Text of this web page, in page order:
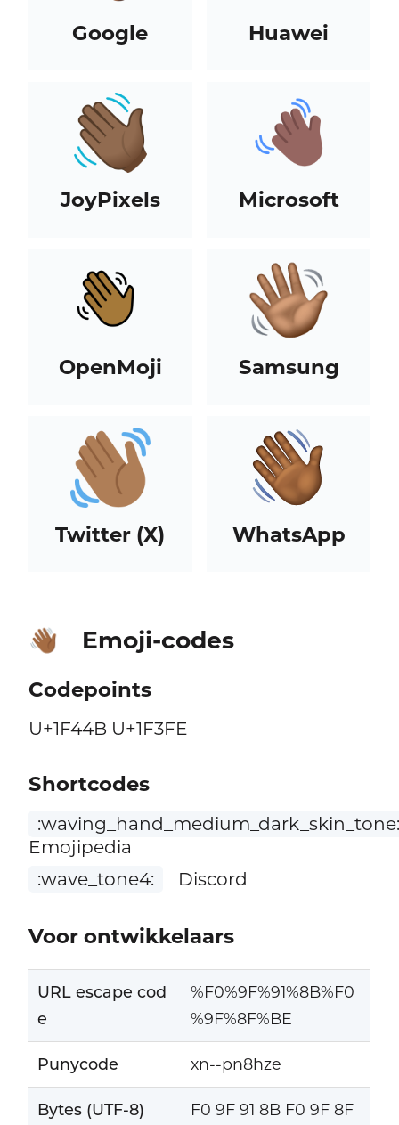
Google Huawei
JoyPixels Microsoft
OpenMoji Samsung
Twitter (X) WhatsApp
👋🏾 Emoji-codes
Codepoints
U+1F44B U+1F3FE
Shortcodes
:waving_hand_medium_dark_skin_tone:
Emojipedia
:wave_tone4:
Discord
Voor ontwikkelaars
URL escape cod
e
%F0%9F%91%8B%F0
%9F%8F%BE
Punycode xn--pn8hze
Bytes (UTF-8) F0 9F 91 8B F0 9F 8F